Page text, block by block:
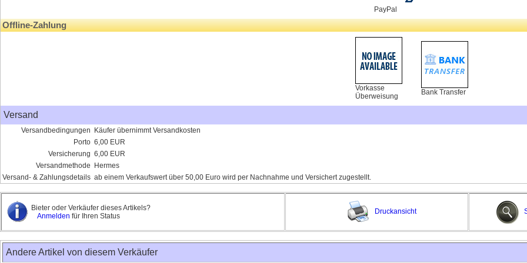
PayPal
Offline-Zahlung
Vorkasse
Überweisung
Bank Transfer
Versand
Versandbedingungen
Käufer übernimmt Versandkosten
Porto 6,00 EUR
Versicherung 6,00 EUR
Versandmethode
Hermes
Versand- & Zahlungsdetails ab einem Verkaufswert über 50,00 Euro wird per Nachnahme und Versichert zugestellt.
Bieter oder Verkäufer dieses Artikels?
Anmelden für Ihren Status
Druckansicht
Andere Artikel von diesem Verkäufer